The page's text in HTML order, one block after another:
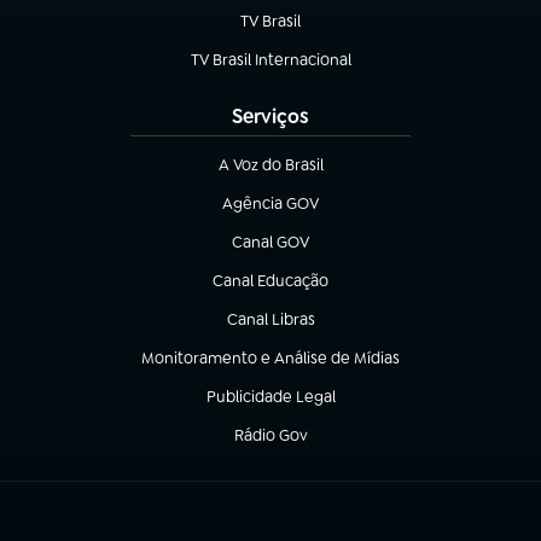
TV Brasil
(abre em nova aba)
TV Brasil Internacional
(abre em nova aba)
Serviços
A Voz do Brasil
(abre em nova aba)
Agência GOV
(abre em nova aba)
Canal GOV
(abre em nova aba)
Canal Educação
(abre em nova aba)
Canal Libras
(abre em nova aba)
Monitoramento e Análise de Mídias
(abre em nova aba)
Publicidade Legal
(abre em nova aba)
Rádio Gov
(abre em nova aba)